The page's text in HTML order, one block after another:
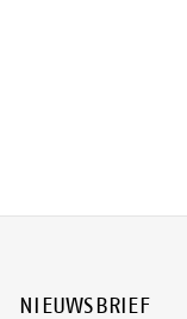
NIEUWSBRIEF